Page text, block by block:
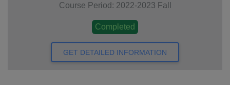
Course Period: 2022-2023 Fall
Completed
GET DETAILED INFORMATION